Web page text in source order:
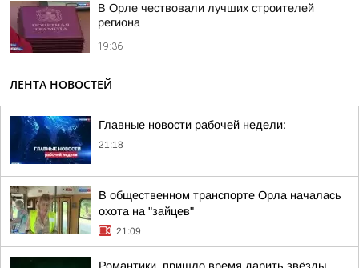
В Орле чествовали лучших строителей
региона
19:36
ЛЕНТА НОВОСТЕЙ
Главные новости рабочей недели:
21:18
В общественном транспорте Орла началась
охота на "зайцев"
21:09